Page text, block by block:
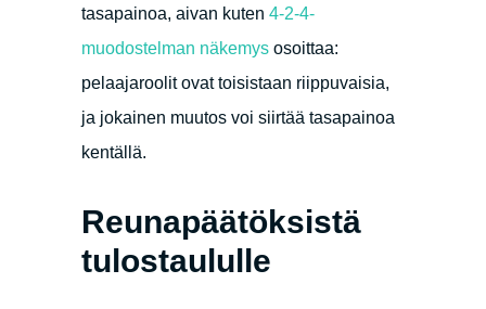
tasapainoa, aivan kuten 4-2-4-
muodostelman näkemys osoittaa:
pelaajaroolit ovat toisistaan riippuvaisia,
ja jokainen muutos voi siirtää tasapainoa
kentällä.
Reunapäätöksistä
tulostaululle